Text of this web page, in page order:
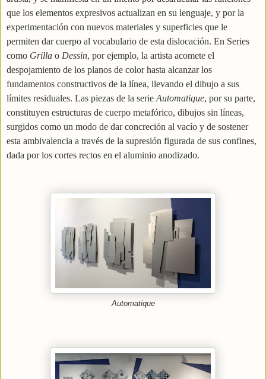
que los elementos expresivos actualizan en su lenguaje, y por la
experimentación con nuevos materiales y superficies que le
permiten dar cuerpo al vocabulario de esta dislocación. En Series
como Grilla o Dessin, por ejemplo, la artista acomete el
despojamiento de los planos de color hasta alcanzar los
fundamentos constructivos de la línea, llevando el dibujo a sus
límites residuales. Las piezas de la serie Automatique, por su parte,
constituyen estructuras de cuerpo metafórico, dibujos sin líneas,
surgidos como un modo de dar concreción al vacío y de sostener
esta ambivalencia a través de la supresión figurada de sus confines,
dada por los cortes rectos en el aluminio anodizado.
Automatique